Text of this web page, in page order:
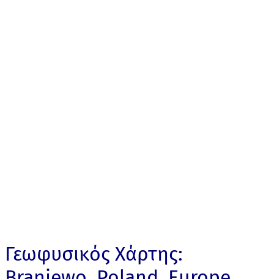
Γεωφυσικός Χάρτης: